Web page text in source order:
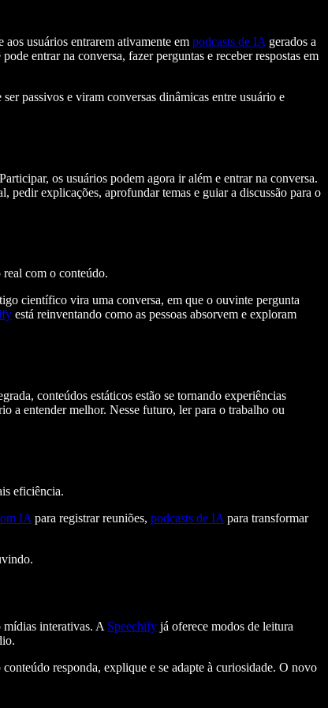
usuários entrarem ativamente em podcasts de IA gerados a
entrar na conversa, fazer perguntas e receber respostas em
passivos e viram conversas dinâmicas entre usuário e
os usuários podem agora ir além e entrar na conversa.
pedir explicações, aprofundar temas e guiar a discussão para o
real com o conteúdo.
científico vira uma conversa, em que o ouvinte pergunta
está reinventando como as pessoas absorvem e exploram
conteúdos estáticos estão se tornando experiências
a entender melhor. Nesse futuro, ler para o trabalho ou
eficiência.
IA para registrar reuniões, podcasts de IA para transformar
mídias interativas. A Speechify já oferece modos de leitura
responda, explique e se adapte à curiosidade. O novo